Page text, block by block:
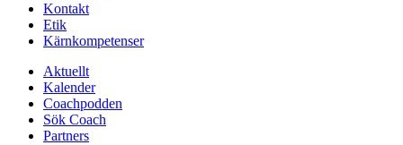
Kontakt
Etik
Kärnkompetenser
Aktuellt
Kalender
Coachpodden
Sök Coach
Partners